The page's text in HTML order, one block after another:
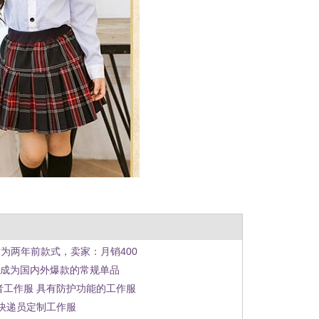
为两年前款式，卖家：月销400
为国内外爆款的常规单品
工作服 具有防护功能的工作服
递员定制工作服